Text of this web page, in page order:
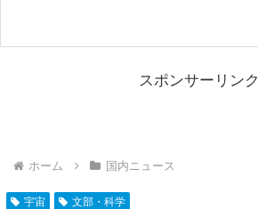
スポンサーリンク
ホーム 国内ニュース
宇宙 文部・科学